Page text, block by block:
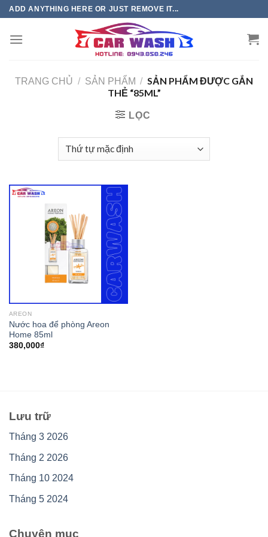
Chuyển
phần
ADD ANYTHING HERE OR JUST REMOVE IT...
TRANG CHỦ / SẢN PHẨM / SẢN PHẨM ĐƯỢC GẮN
THẺ “85ML”
LỌC
AREON
Nước hoa để phòng Areon
Home 85ml
380,000₫
Lưu trữ
Tháng 3 2026
Tháng 2 2026
Tháng 10 2024
Tháng 5 2024
Chuyên mục